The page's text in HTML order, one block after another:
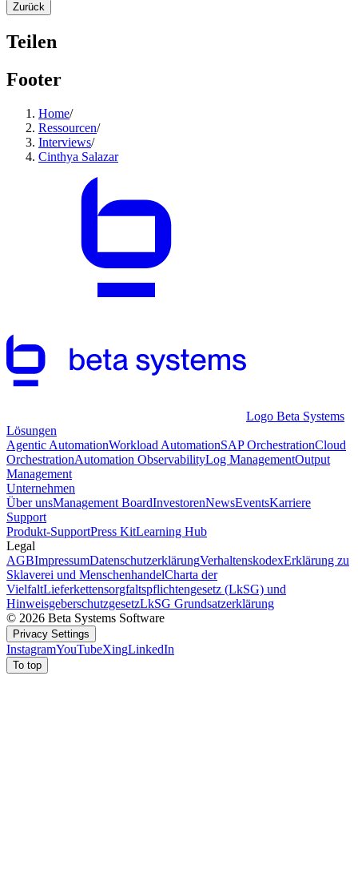
Zurück
Teilen
Footer
Home/
Ressourcen/
Interviews/
Cinthya Salazar
Logo Beta Systems
Lösungen
Agentic AutomationWorkload AutomationSAP OrchestrationCloud
OrchestrationAutomation ObservabilityLog ManagementOutput
Management
Unternehmen
Über unsManagement BoardInvestorenNewsEventsKarriere
Support
Produkt-SupportPress KitLearning Hub
Legal
AGBImpressumDatenschutzerklärungVerhaltenskodexErklärung zu
Sklaverei und MenschenhandelCharta der
VielfaltLieferkettensorgfaltspflichtengesetz (LkSG) und
HinweisgeberschutzgesetzLkSG Grundsatzerklärung
© 2026 Beta Systems Software
Privacy Settings
InstagramYouTubeXingLinkedIn
To top